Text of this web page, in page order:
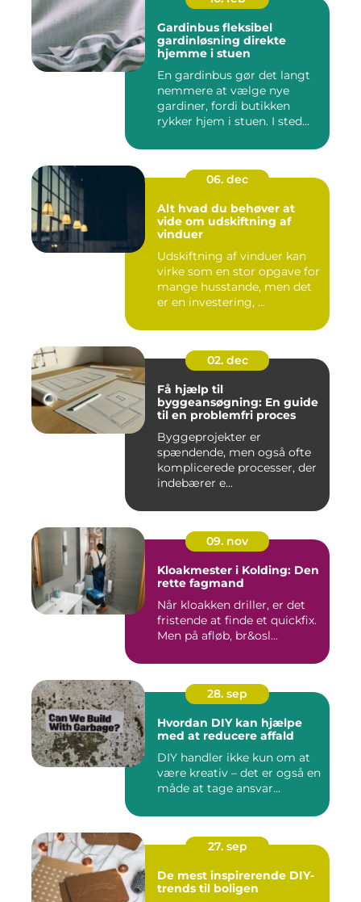
Gardinbus fleksibel
gardinløsning direkte
hjemme i stuen
En gardinbus gør det langt
nemmere at vælge nye
gardiner, fordi butikken
rykker hjem i stuen. I sted...
06. dec
Alt hvad du behøver at
vide om udskiftning af
vinduer
Udskiftning af vinduer kan
virke som en stor opgave for
mange husstande, men det
er en investering, ...
02. dec
Få hjælp til
byggeansøgning: En guide
til en problemfri proces
Byggeprojekter er
spændende, men også ofte
komplicerede processer, der
indebærer e...
09. nov
Kloakmester i Kolding: Den
rette fagmand
Når kloakken driller, er det
fristende at finde et quickfix.
Men på afløb, br&osl...
28. sep
Hvordan DIY kan hjælpe
med at reducere affald
DIY handler ikke kun om at
være kreativ – det er også en
måde at tage ansvar...
27. sep
De mest inspirerende DIY-
trends til boligen